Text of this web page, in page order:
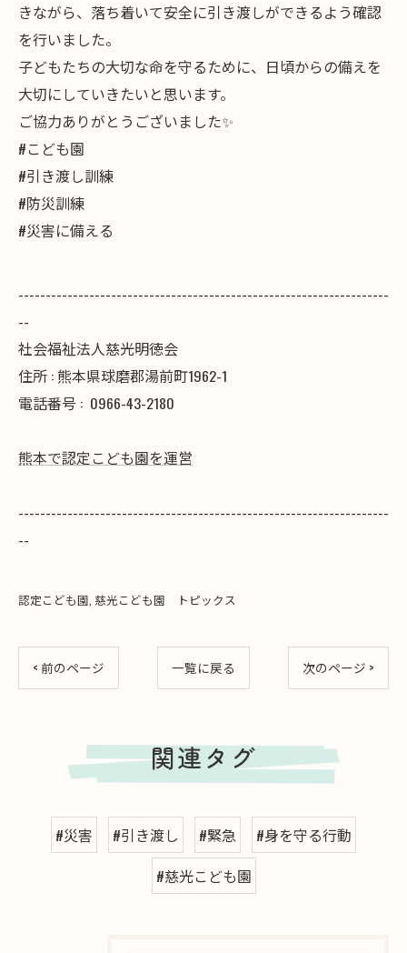
きながら、落ち着いて安全に引き渡しができるよう確認
を行いました。
子どもたちの大切な命を守るために、日頃からの備えを
大切にしていきたいと思います。
ご協力ありがとうございました✨
#こども園
#引き渡し訓練
#防災訓練
#災害に備える
--------------------------------------------------------------------
--
社会福祉法人慈光明徳会
住所 : 熊本県球磨郡湯前町1962-1
電話番号 : 0966-43-2180
熊本で認定こども園を運営
--------------------------------------------------------------------
--
認定こども園 慈光こども園 トピックス
< 前のページ 一覧に戻る 次のページ >
関連タグ
#災害 #引き渡し #緊急
#身を守る行動
#慈光こども園